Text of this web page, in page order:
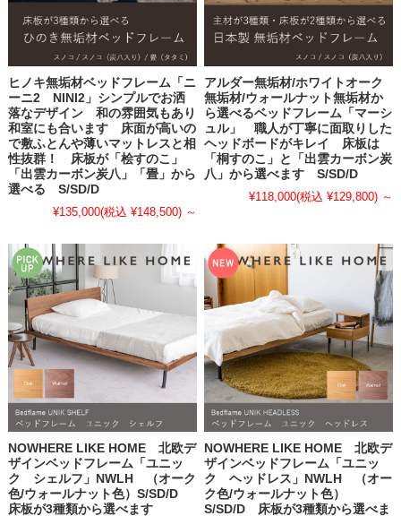
ヒノキ無垢材ベッドフレーム「ニ
ーニ2 NINI2」シンプルでお洒
落なデザイン 和の雰囲気もあり
和室にも合います 床面が高いの
で敷ふとんや薄いマットレスと相
性抜群！ 床板が「桧すのこ」
「出雲カーボン炭八」「畳」から
選べる S/SD/D
¥135,000(税込 ¥148,500) ～
アルダー無垢材/ホワイトオーク
無垢材/ウォールナット無垢材か
ら選べるベッドフレーム「マーシ
ュル」 職人が丁寧に面取りした
ヘッドボードがキレイ 床板は
「桐すのこ」と「出雲カーボン炭
八」から選べます S/SD/D
¥118,000(税込 ¥129,800) ～
NOWHERE LIKE HOME 北欧デ
ザインベッドフレーム「ユニッ
ク シェルフ」NWLH （オーク
色/ウォールナット色）S/SD/D
床板が3種類から選べます
NOWHERE LIKE HOME 北欧デ
ザインベッドフレーム「ユニッ
ク ヘッドレス」NWLH （オー
ク色/ウォールナット色）
S/SD/D 床板が3種類から選べま